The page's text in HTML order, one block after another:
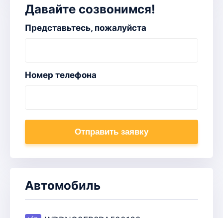
Давайте созвонимся!
Представьтесь, пожалуйста
Номер телефона
Отправить заявку
Автомобиль